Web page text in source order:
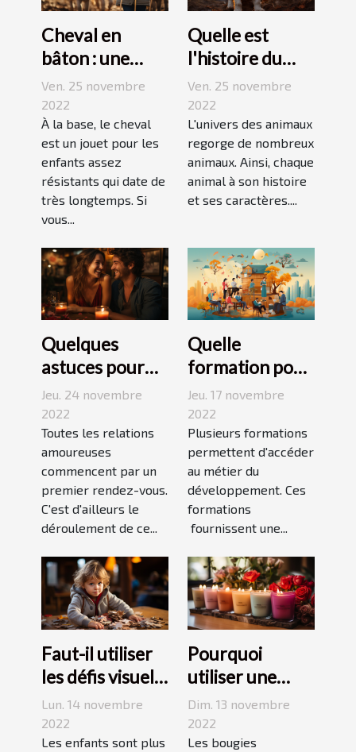
Cheval en
bâton : une
bonne
découverte
pour enfant
Ven. 25 novembre
2022
À la base, le cheval
est un jouet pour les
enfants assez
résistants qui date de
très longtemps. Si
vous...
Quelle est
l'histoire du
Jack Russell
terrier ?
Ven. 25 novembre
2022
L'univers des animaux
regorge de nombreux
animaux. Ainsi, chaque
animal à son histoire
et ses caractères....
Quelques
astuces pour
réussir son
premier
rendez-vous
Jeu. 24 novembre
2022
Toutes les relations
amoureuses
commencent par un
premier rendez-vous.
C'est d'ailleurs le
déroulement de ce...
Quelle
formation pour
travailler dans
le
développement
durable ?
Jeu. 17 novembre
2022
Plusieurs formations
permettent d'accéder
au métier du
développement. Ces
formations
fournissent une...
Faut-il utiliser
les défis visuels
pour enseigner
aux enfants ?
Lun. 14 novembre
2022
Les enfants sont plus
Pourquoi
utiliser une
bougie
parfumée?
Dim. 13 novembre
2022
Les bougies